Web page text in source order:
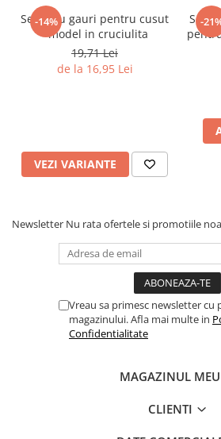
-14%
Set Ie cu gauri pentru cusut
- model in cruciulita
19,71 Lei
de la 16,95 Lei
VEZI VARIANTE
-
Set 5
Newsletter Nu rata ofertele si promotiile
Vreau sa primesc newsletter cu
magazinului. Afla mai multe in
Confidentialitate
MAGAZINUL MEU
CLIENTI